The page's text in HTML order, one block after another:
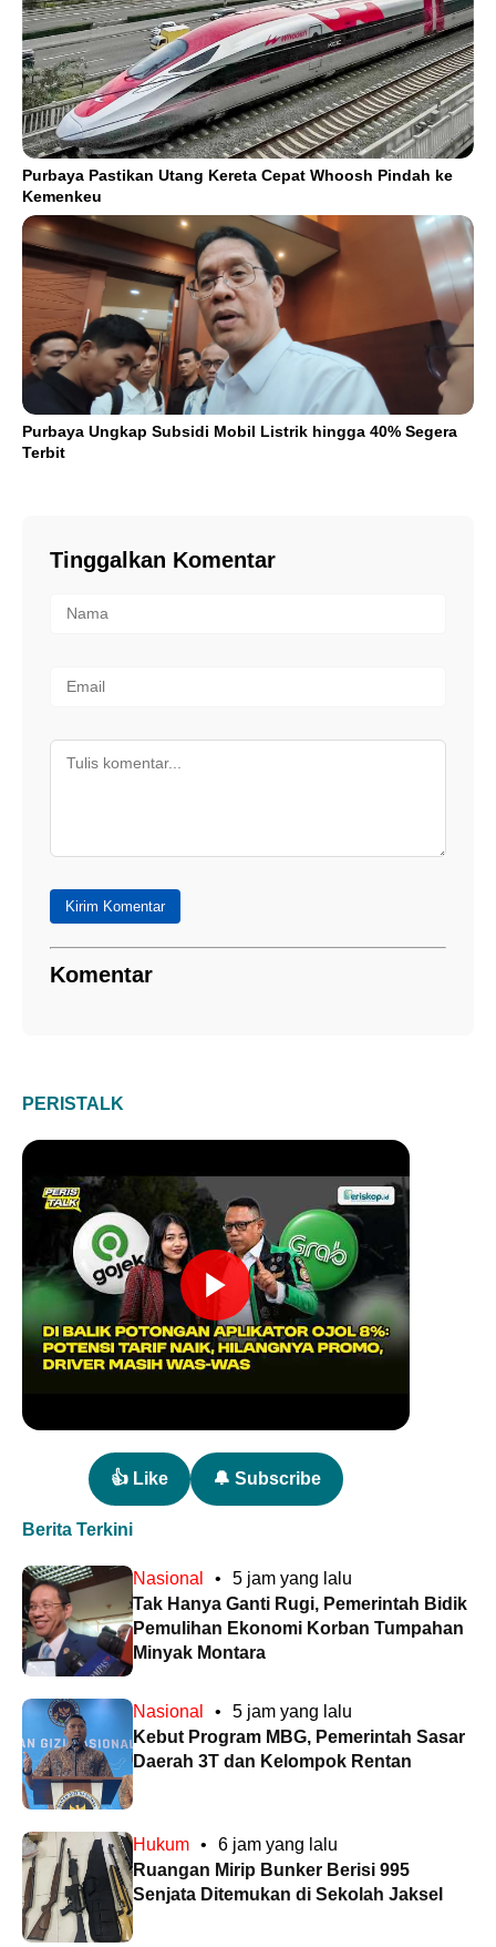
Purbaya Pastikan Utang Kereta Cepat Whoosh Pindah ke
Kemenkeu
Purbaya Ungkap Subsidi Mobil Listrik hingga 40% Segera
Terbit
Tinggalkan Komentar
Kirim Komentar
Komentar
PERISTALK
👍 Like 🔔 Subscribe
Berita Terkini
Nasional •
5 jam yang lalu
Tak Hanya Ganti Rugi, Pemerintah Bidik
Pemulihan Ekonomi Korban Tumpahan
Minyak Montara
Nasional •
5 jam yang lalu
Kebut Program MBG, Pemerintah Sasar
Daerah 3T dan Kelompok Rentan
Hukum •
6 jam yang lalu
Ruangan Mirip Bunker Berisi 995
Senjata Ditemukan di Sekolah Jaksel